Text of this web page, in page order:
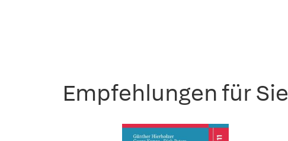
Empfehlungen für Sie